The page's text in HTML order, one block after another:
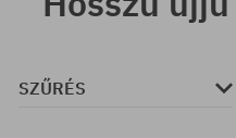
SZŰRÉS